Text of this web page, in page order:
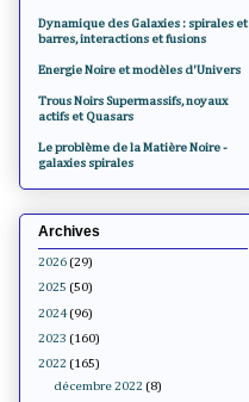
Dynamique des Galaxies : spirales et
barres, interactions et fusions
Energie Noire et modèles d'Univers
Trous Noirs Supermassifs, noyaux
actifs et Quasars
Le problème de la Matière Noire -
galaxies spirales
Archives
2026 (29)
2025 (50)
2024 (96)
2023 (160)
2022 (165)
décembre 2022 (8)